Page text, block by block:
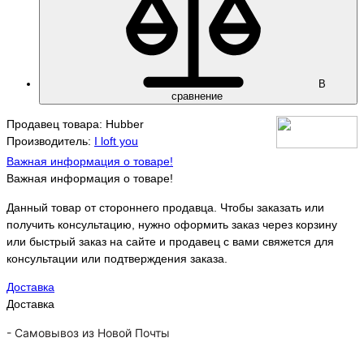
В
сравнение
Продавец товара: Hubber
Производитель: I loft you
Важная информация о товаре!
Важная информация о товаре!
Данный товар от стороннего продавца. Чтобы заказать или
получить консультацию, нужно оформить заказ через корзину
или быстрый заказ на сайте и продавец с вами свяжется для
консультации или подтверждения заказа.
Доставка
Доставка
- Самовывоз из Новой Почты